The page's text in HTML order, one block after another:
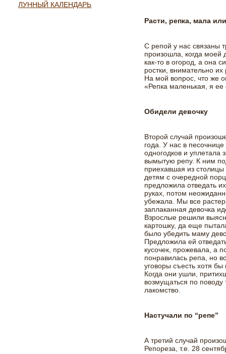
ЛУННЫЙ КАЛЕНДАРЬ
Расти, репка, мала
С репой у нас связаны
произошла, когда
как-то в огород, а она
ростки, внимательно
На мой вопрос, что же
«Репка маленькая, я ее
Обидели девочку
Второй случай
года. У нас в
одногодков и уплетала
вымытую репу. К ним
приехавшая из столицы
детям с очередной
предложила отведать
руках, потом
убежала. Мы все
заплаканная девочка
Взрослые решили
картошку, да еще
было убедить маму
Предложила ей
кусочек, прожевала, а
понравилась репа, но
уговоры съесть хотя
Когда они ушли,
возмущаться по поводу
лакомство.
Настучали по “репе”
А третий случай
Репореза, т.е. 28